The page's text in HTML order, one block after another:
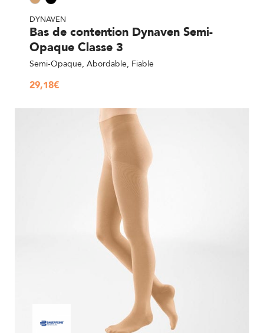
DYNAVEN
Bas de contention Dynaven Semi-
Opaque Classe 3
Semi-Opaque, Abordable, Fiable
29,18€